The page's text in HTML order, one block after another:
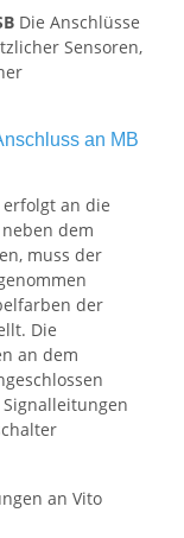
Die Anschlüsse
Sensoren,
an MB
an die
dem
muss der
der
Die
an dem